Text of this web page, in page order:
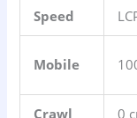
Speed
Mobile
Crawl 0